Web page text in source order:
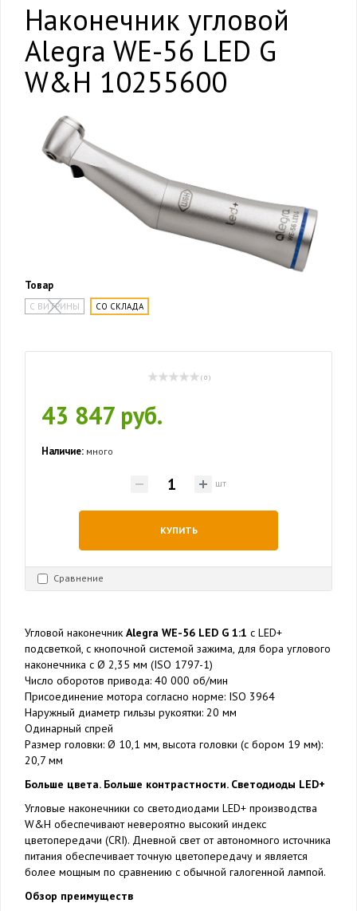
Наконечник угловой
Alegra WE-56 LED G
W&H 10255600
Товар
С ВИТРИНЫ СО СКЛАДА
( 0 )
43 847 руб.
Наличие: много
шт
КУПИТЬ
Сравнение
Угловой наконечник Alegra WE-56 LED G 1:1 c LED+
подсветкой, с кнопочной системой зажима, для бора углового
наконечника с Ø 2,35 мм (ISO 1797-1)
Число оборотов привода: 40 000 об/мин
Присоединение мотора согласно норме: ISO 3964
Наружный диаметр гильзы рукоятки: 20 мм
Одинарный спрей
Размер головки: Ø 10,1 мм, высота головки (с бором 19 мм):
20,7 мм
Больше цвета. Больше контрастности. Светодиоды LED+
Угловые наконечники со светодиодами LED+ производства
W&H обеспечивают невероятно высокий индекс
цветопередачи (CRI). Дневной свет от автономного источника
питания обеспечивает точную цветопередачу и является
более мощным по сравнению с обычной галогенной лампой.
Обзор преимуществ